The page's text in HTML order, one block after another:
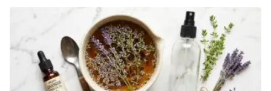
Arabian Journal of Chemistry. Volume 8, Issue 3, May 2015,
Pages 322-328. Antibacterial and antioxidant activities of
Mentha piperita L.
https://www.sciencedirect.com/science/article/pii/
Sci Rep. 2018; 8: 1732. Published online 2018 Jan 29.